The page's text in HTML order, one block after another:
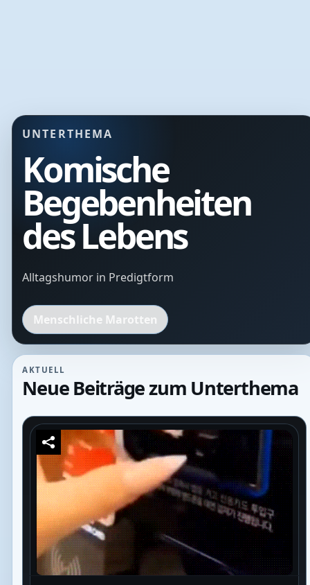
UNTERTHEMA
Komische
Begebenheiten
des Lebens
Alltagshumor in Predigtform
Menschliche Marotten
AKTUELL
Neue Beiträge zum Unterthema